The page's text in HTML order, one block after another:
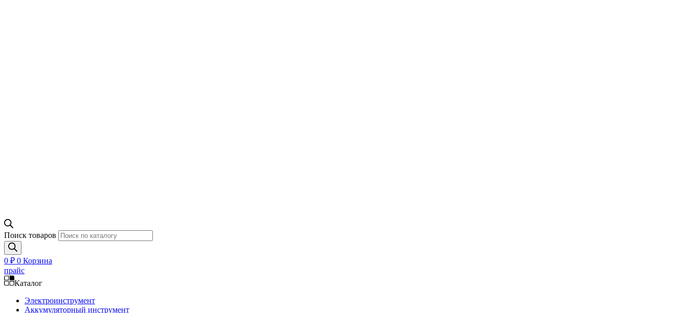
Поиск товаров
0 ₽ 0 Корзина
прайс
Каталог
Электроинструмент
Аккумуляторный инструмент